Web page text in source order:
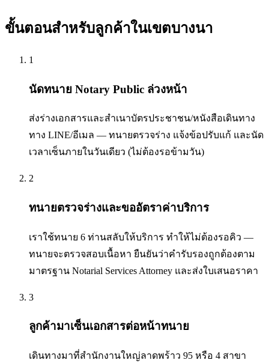
ขั้นตอนสำหรับลูกค้าในเขตบางนา
1
นัดทนาย Notary Public ล่วงหน้า
ส่งร่างเอกสารและสำเนาบัตรประชาชน/หนังสือเดินทาง
ทาง LINE/อีเมล — ทนายตรวจร่าง แจ้งข้อปรับแก้ และนัด
เวลาเซ็นภายในวันเดียว (ไม่ต้องรอข้ามวัน)
2
ทนายตรวจร่างและขออัตราค่าบริการ
เราใช้ทนาย 6 ท่านสลับให้บริการ ทำให้ไม่ต้องรอคิว —
ทนายจะตรวจสอบเนื้อหา ยืนยันว่าคำรับรองถูกต้องตาม
มาตรฐาน Notarial Services Attorney และส่งใบเสนอราคา
3
ลูกค้ามาเซ็นเอกสารต่อหน้าทนาย
เดินทางมาที่สำนักงานใหญ่ลาดพร้าว 95 หรือ 4 สาขา